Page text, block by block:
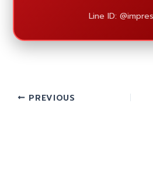
Line ID:
PREVIOUS